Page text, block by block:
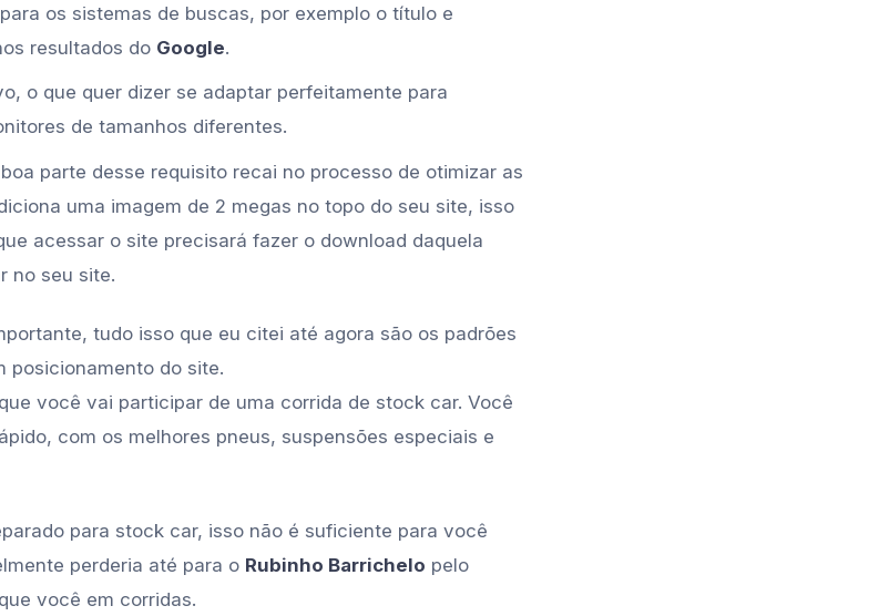
os sistemas de buscas, por exemplo o título e
resultados do Google.
o que quer dizer se adaptar perfeitamente para
de tamanhos diferentes.
parte desse requisito recai no processo de otimizar as
uma imagem de 2 megas no topo do seu site, isso
acessar o site precisará fazer o download daquela
no seu site.
tudo isso que eu citei até agora são os padrões
posicionamento do site.
você vai participar de uma corrida de stock car. Você
com os melhores pneus, suspensões especiais e
para stock car, isso não é suficiente para você
perderia até para o Rubinho Barrichelo pelo
você em corridas.